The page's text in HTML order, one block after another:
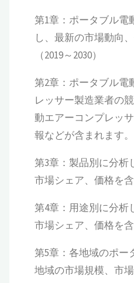
第1章：ポータブル電
し、最新の市場動向
（2019～2030）
第2章：ポータブル電
レッサー製造業者の
動エアーコンプレッ
報などが含まれます。
第3章：製品別に分析
市場シェア、価格を含
第4章：用途別に分析
市場シェア、価格を含
第5章：各地域のポー
地域の市場規模、市